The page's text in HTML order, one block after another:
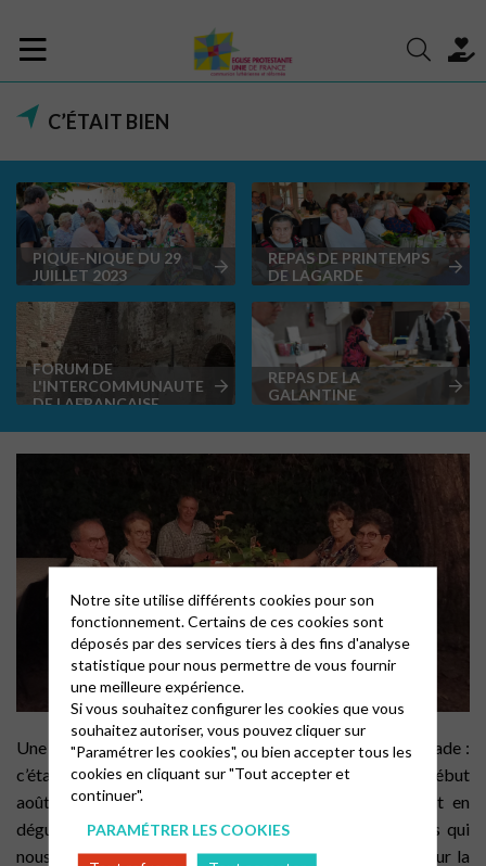
C’ÉTAIT BIEN
PIQUE-NIQUE DU 29
JUILLET 2023
REPAS DE PRINTEMPS
DE LAGARDE
FORUM DE
L'INTERCOMMUNAUTE
DE LAFRANCAISE
REPAS DE LA
GALANTINE
Une soirée sous les catalpas du Temple de Barry d’Islemade :
c’était le repas champêtre de l’été, comme tous les ans début
août. Une ambiance détendue, des éclats de rire tout en
dégustant un buffet bien garni. Bienvenue à ces jeunes qui
nous ont rejoints durant le culte. Véronique a choisi pour la
Notre site utilise différents cookies pour son
fonctionnement. Certains de ces cookies sont
déposés par des services tiers à des fins d'analyse
statistique pour nous permettre de vous fournir
une meilleure expérience.
Si vous souhaitez configurer les cookies que vous
souhaitez autoriser, vous pouvez cliquer sur
"Paramétrer les cookies", ou bien accepter tous les
cookies en cliquant sur "Tout accepter et
continuer".
PARAMÉTRER LES COOKIES